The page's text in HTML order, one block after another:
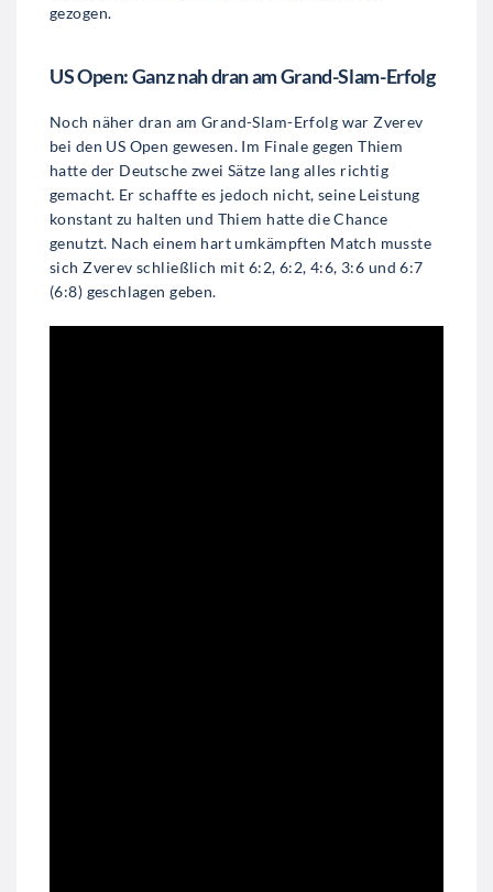
gezogen.
US Open: Ganz nah dran am Grand-Slam-Erfolg
Noch näher dran am Grand-Slam-Erfolg war Zverev
bei den US Open gewesen. Im Finale gegen Thiem
hatte der Deutsche zwei Sätze lang alles richtig
gemacht. Er schaffte es jedoch nicht, seine Leistung
konstant zu halten und Thiem hatte die Chance
genutzt. Nach einem hart umkämpften Match musste
sich Zverev schließlich mit 6:2, 6:2, 4:6, 3:6 und 6:7
(6:8) geschlagen geben.